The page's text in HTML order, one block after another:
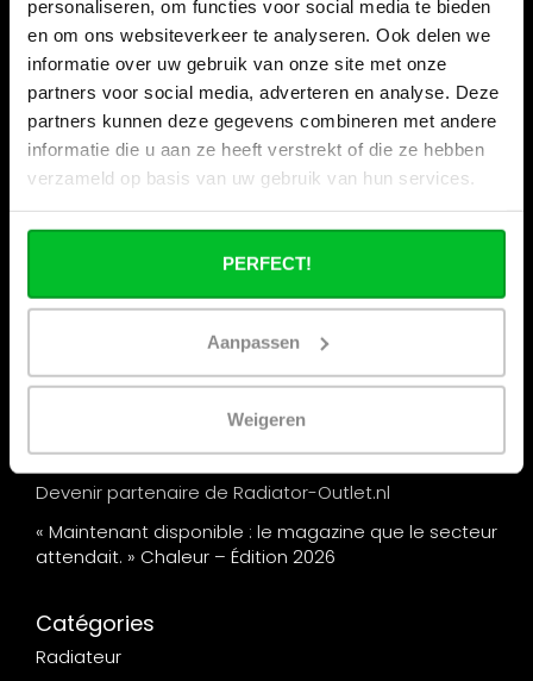
personaliseren, om functies voor social media te bieden
en om ons websiteverkeer te analyseren. Ook delen we
informatie over uw gebruik van onze site met onze
partners voor social media, adverteren en analyse. Deze
partners kunnen deze gegevens combineren met andere
informatie die u aan ze heeft verstrekt of die ze hebben
verzameld op basis van uw gebruik van hun services.
PERFECT!
Aanpassen
Weigeren
Informations
Vacances de la construction
Qui sommes nous ?
Nos magasins
Commande commerciale
Options de paiement
Questions fréquentes
Contact
Remise par quantité chez Radiator-Outlet.nl
Devenir partenaire de Radiator-Outlet.nl
« Maintenant disponible : le magazine que le secteur
attendait. » Chaleur – Édition 2026
Catégories
Radiateur